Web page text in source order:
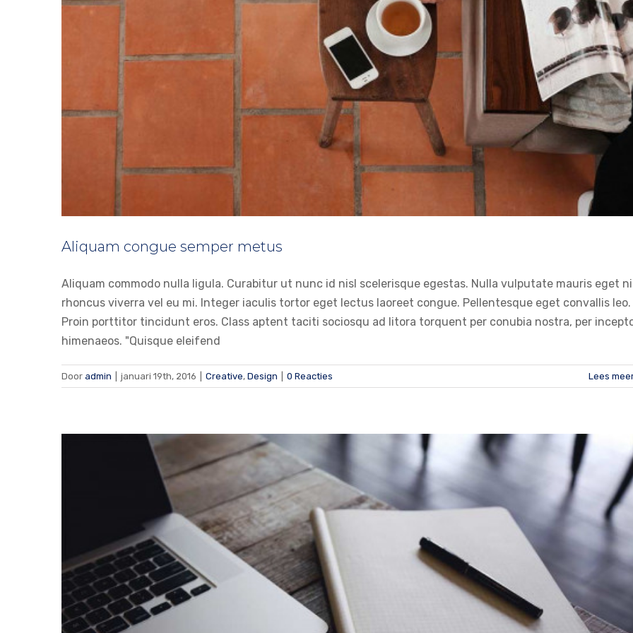
Aliquam congue semper metus
Aliquam commodo nulla ligula. Curabitur ut nunc id nisl scelerisque egestas. Nulla vulputate mauris eget
rhoncus viverra vel eu mi. Integer iaculis tortor eget lectus laoreet congue. Pellentesque eget convallis leo.
Proin porttitor tincidunt eros. Class aptent taciti sociosqu ad litora torquent per conubia nostra, per
himenaeos. "Quisque eleifend
Door admin januari 19th, 2016 Creative, Design 0 Reacties Lees
Vivamus ut magna turpis